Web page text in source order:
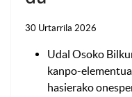
30 Urtarrila 2026
Udal Osoko
kanpo-
hasierako